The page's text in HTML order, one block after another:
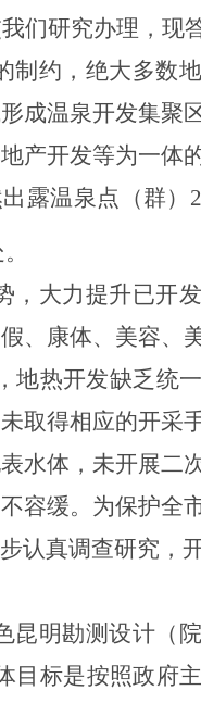
们研究办理，现
约，绝大多数
成温泉开发集聚
产开发等为一体
露温泉点（群）
，大力提升已开
、康体、美容、
地热开发缺乏统
取得相应的开采
水体，未开展二
容缓。为保护全
认真调查研究，
昆明勘测设计（
目标是按照政府